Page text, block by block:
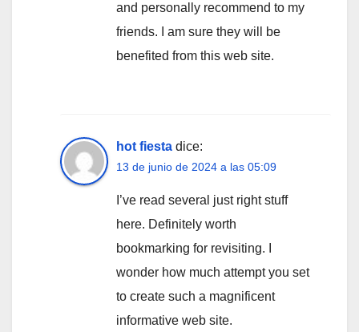
and personally recommend to my
friends. I am sure they will be
benefited from this web site.
hot fiesta dice:
13 de junio de 2024 a las 05:09
I’ve read several just right stuff
here. Definitely worth
bookmarking for revisiting. I
wonder how much attempt you set
to create such a magnificent
informative web site.